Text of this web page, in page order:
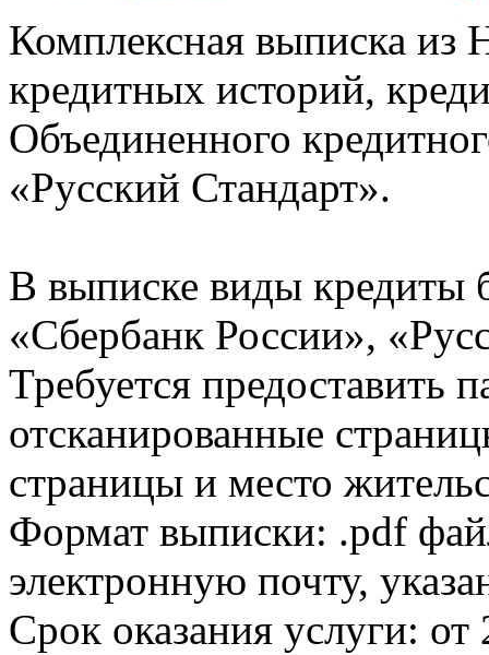
Комплексная выписка из
кредитных историй,
Объединенного
«Русский Стандарт».
В выписке виды кредиты
«Сбербанк России»,
Требуется предоставить
отсканированные
страницы и место
Формат выписки: .pdf
электронную почту,
Срок оказания услуги: от